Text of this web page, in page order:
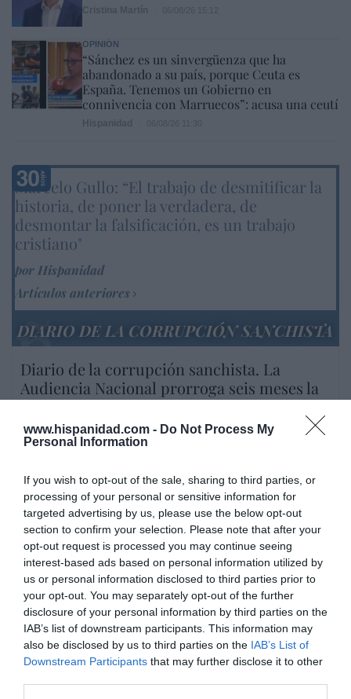
www.hispanidad.com - Do Not Process My
Personal Information
If you wish to opt-out of the sale, sharing to third parties, or
processing of your personal or sensitive information for
targeted advertising by us, please use the below opt-out
section to confirm your selection. Please note that after your
opt-out request is processed you may continue seeing
interest-based ads based on personal information utilized by
us or personal information disclosed to third parties prior to
your opt-out. You may separately opt-out of the further
disclosure of your personal information by third parties on the
IAB’s list of downstream participants. This information may
also be disclosed by us to third parties on the IAB’s List of
Downstream Participants that may further disclose it to other
OPINIÓN
“Sánchez es un sinvergüenza que ha
abandonado a su país, porque Ceuta es
España. Tenemos un Gobierno en
connivencia con Marruecos”: acusa una ceutí
Marcelo Gullo: “El trabajo de desmitificar la
historia, de poner la verdadera, de
desmontar la falsificación, es un trabajo
cristiano"
por Hispanidad
Artículos anteriores
DIARIO DE LA CORRUPCIÓN SANCHISTA
Diario de la corrupción sanchista. La
Audiencia Nacional prorroga seis meses la
investigación del caso Koldo, ante el
ingente material incautado por la UCO
por Redacción
Artículos anteriores
Opinión
Enormes minucias
por Eulogio López